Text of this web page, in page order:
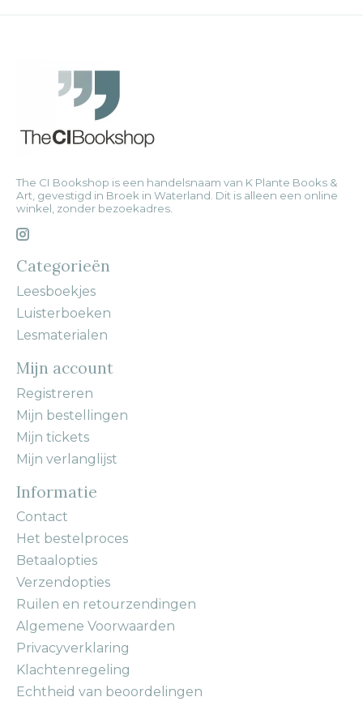
The CI Bookshop is een handelsnaam van K Plante Books &
Art, gevestigd in Broek in Waterland. Dit is alleen een online
winkel, zonder bezoekadres.
Categorieën
Leesboekjes
Luisterboeken
Lesmaterialen
Mijn account
Registreren
Mijn bestellingen
Mijn tickets
Mijn verlanglijst
Informatie
Contact
Het bestelproces
Betaalopties
Verzendopties
Ruilen en retourzendingen
Algemene Voorwaarden
Privacyverklaring
Klachtenregeling
Echtheid van beoordelingen